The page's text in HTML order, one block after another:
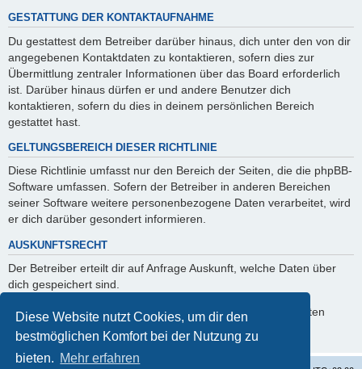
Diese Website nutzt Cookies, um dir den
bestmöglichen Komfort bei der Nutzung zu
bieten. Mehr erfahren
GESTATTUNG DER KONTAKTAUFNAHME
Du gestattest dem Betreiber darüber hinaus, dich unter den von dir
angegebenen Kontaktdaten zu kontaktieren, sofern dies zur
Übermittlung zentraler Informationen über das Board erforderlich
ist. Darüber hinaus dürfen er und andere Benutzer dich
kontaktieren, sofern du dies in deinem persönlichen Bereich
gestattet hast.
GELTUNGSBEREICH DIESER RICHTLINIE
Diese Richtlinie umfasst nur den Bereich der Seiten, die die phpBB-
Software umfassen. Sofern der Betreiber in anderen Bereichen
seiner Software weitere personenbezogene Daten verarbeitet, wird
er dich darüber gesondert informieren.
AUSKUNFTSRECHT
Der Betreiber erteilt dir auf Anfrage Auskunft, welche Daten über
dich gespeichert sind.
Du kannst jederzeit die Löschung bzw. Sperrung deiner Daten
verlangen. Kontaktiere hierzu bitte den Betreiber.